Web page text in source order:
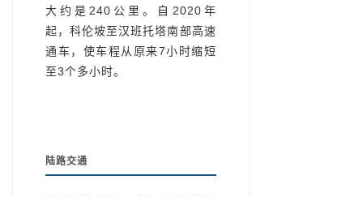
大约是240公里。自2020年
起，科伦坡至汉班托塔南部高速
通车，使车程从原来7小时缩短
至3个多小时。
陆路交通